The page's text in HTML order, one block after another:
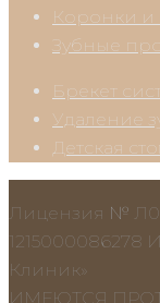
Коронки и
Зубные
Брекет
Удаление
Детская
Лицензия №
1215000086278
Клиник»
ИМЕЮТСЯ